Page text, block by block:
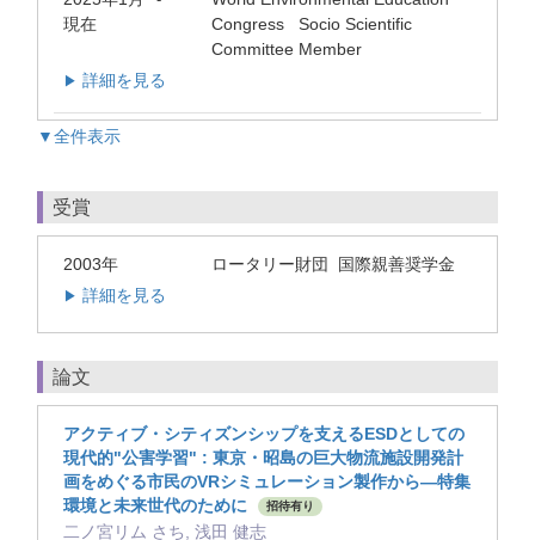
現在
Congress Socio Scientific
Committee Member
▶ 詳細を見る
▼全件表示
受賞
2003年 ロータリー財団 国際親善奨学金
▶ 詳細を見る
論文
アクティブ・シティズンシップを支えるESDとしての
現代的"公害学習" : 東京・昭島の巨大物流施設開発計
画をめぐる市民のVRシミュレーション製作から—特集
環境と未来世代のために
招待有り
二ノ宮リム さち, 浅田 健志